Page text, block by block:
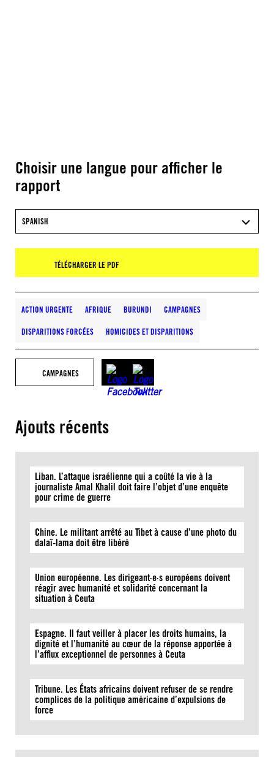
Choisir une langue pour afficher le
rapport
SPANISH
TÉLÉCHARGER LE PDF
ACTION URGENTE AFRIQUE BURUNDI CAMPAGNES
DISPARITIONS FORCÉES HOMICIDES ET DISPARITIONS
CAMPAGNES
Ajouts récents
Liban. L’attaque israélienne qui a coûté la vie à la
journaliste Amal Khalil doit faire l’objet d’une enquête
pour crime de guerre
Chine. Le militant arrêté au Tibet à cause d’une photo du
dalaï-lama doit être libéré
Union européenne. Les dirigeant·e·s européens doivent
réagir avec humanité et solidarité concernant la
situation à Ceuta
Espagne. Il faut veiller à placer les droits humains, la
dignité et l’humanité au cœur de la réponse apportée à
l’afflux exceptionnel de personnes à Ceuta
Tribune. Les États africains doivent refuser de se rendre
complices de la politique américaine d’expulsions de
force